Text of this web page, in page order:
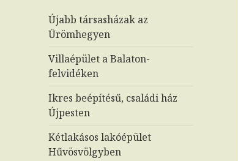
Újabb társasházak az
Ürömhegyen
Villaépület a Balaton-
felvidéken
Ikres beépítésű, családi ház
Újpesten
Kétlakásos lakóépület
Hűvösvölgyben